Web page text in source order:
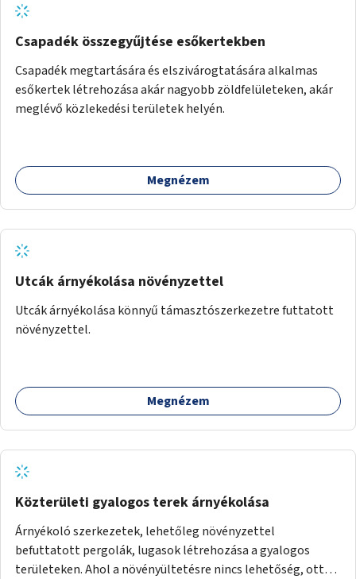
Csapadék összegyűjtése esőkertekben
Csapadék megtartására és elszivárogtatására alkalmas
esőkertek létrehozása akár nagyobb zöldfelületeken, akár
meglévő közlekedési területek helyén.
Megnézem
Utcák árnyékolása növényzettel
Utcák árnyékolása könnyű támasztószerkezetre futtatott
növényzettel.
Megnézem
Közterületi gyalogos terek árnyékolása
Árnyékoló szerkezetek, lehetőleg növényzettel
befuttatott pergolák, lugasok létrehozása a gyalogos
területeken. Ahol a növényültetésre nincs lehetőség, ott